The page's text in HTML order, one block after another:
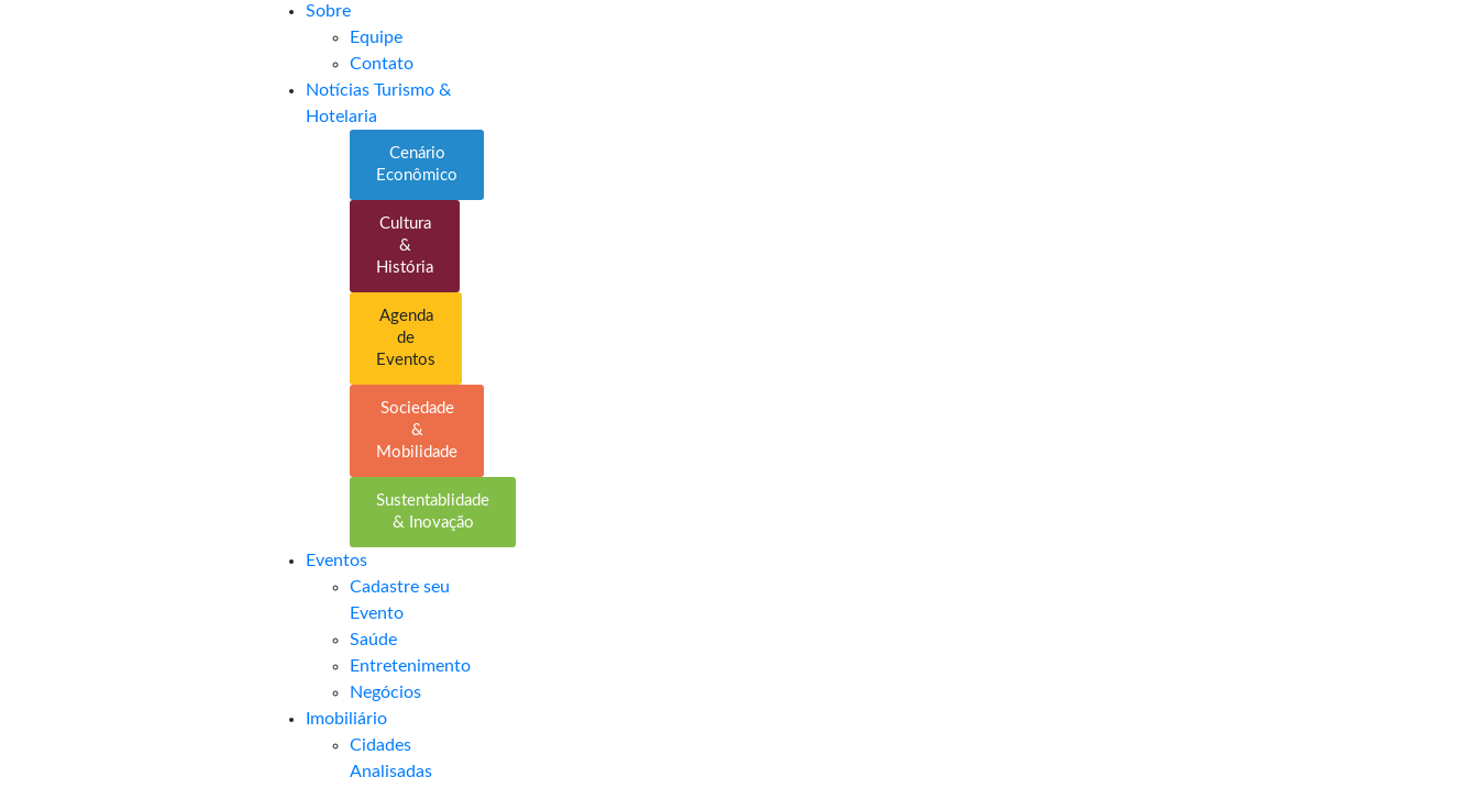
Sobre
Equipe
Contato
Notícias Turismo &
Hotelaria
Cenário
Econômico
Cultura
&
História
Agenda
de
Eventos
Sociedade
&
Mobilidade
Sustentablidade
& Inovação
Eventos
Cadastre seu
Evento
Saúde
Entretenimento
Negócios
Imobiliário
Cidades
Analisadas